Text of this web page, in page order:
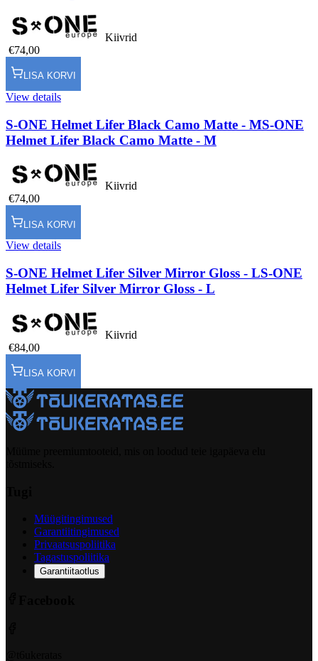
Kiivrid
€74,00
LISA KORVI
View details
S-ONE Helmet Lifer Black Camo Matte - MS-ONE
Helmet Lifer Black Camo Matte - M
Kiivrid
€74,00
LISA KORVI
View details
S-ONE Helmet Lifer Silver Mirror Gloss - LS-ONE
Helmet Lifer Silver Mirror Gloss - L
Kiivrid
€84,00
LISA KORVI
Müügitingimused
Garantiitingimused
Privaatsuspoliitika
Tagastuspoliitika
Garantiitaotlus